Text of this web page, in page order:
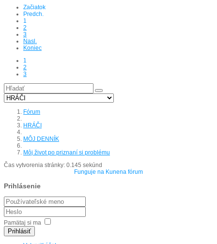
Začiatok
Predch.
1
2
3
Nasl.
Koniec
1
2
3
Fórum
HRÁČI
MÔJ DENNÍK
Môj život po priznaní si problému
Čas vytvorenia stránky: 0.145 sekúnd
Funguje na Kunena fórum
Prihlásenie
Pamätaj si ma
Prihlásiť